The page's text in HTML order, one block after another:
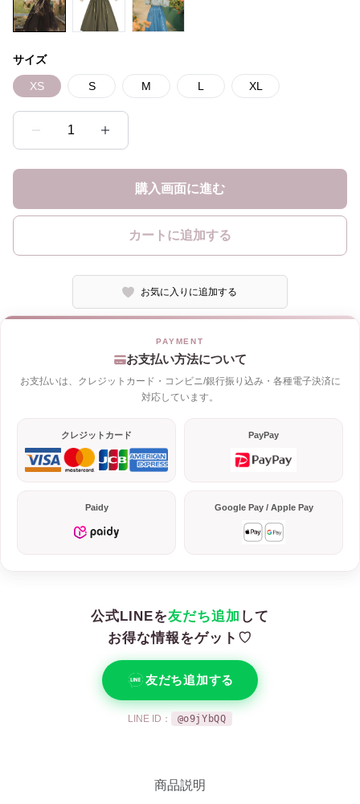
サイズ
XS S M L XL
1
購入画面に進む
カートに追加する
お気に入りに追加する
お支払い方法について
お支払いは、クレジットカード・コンビニ/銀行振り込み・各種電子決済に
対応しています。
クレジットカード PayPay
Paidy Google Pay / Apple Pay
公式LINEを友だち追加 して
お得な情報をゲット♡
友だち追加する
LINE ID： @o9jYbQQ
商品説明